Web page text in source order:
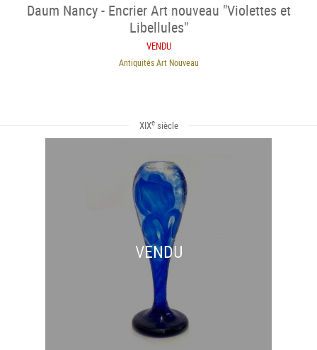
Daum Nancy - Encrier Art nouveau "Violettes et
Libellules"
VENDU
Antiquités Art Nouveau
XIXesiècle
VENDU